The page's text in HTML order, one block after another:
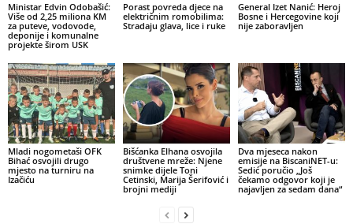
Ministar Edvin Odobašić:
Više od 2,25 miliona KM
za puteve, vodovode,
deponije i komunalne
projekte širom USK
Porast povreda djece na
električnim romobilima:
Stradaju glava, lice i ruke
General Izet Nanić: Heroj
Bosne i Hercegovine koji
nije zaboravljen
Mladi nogometaši OFK
Bihać osvojili drugo
mjesto na turniru na
Izačiću
Bišćanka Elhana osvojila
društvene mreže: Njene
snimke dijele Toni
Cetinski, Marija Šerifović i
brojni mediji
Dva mjeseca nakon
emisije na BiscaniNET-u:
Sedić poručio „Još
čekamo odgovor koji je
najavljen za sedam dana“